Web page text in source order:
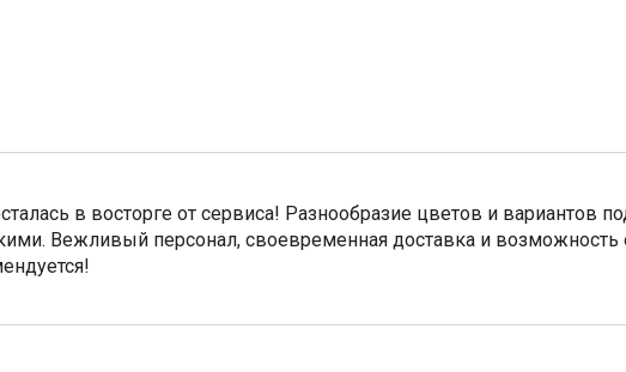
в восторге от сервиса! Разнообразие цветов и вариантов
Вежливый персонал, своевременная доставка и возможность